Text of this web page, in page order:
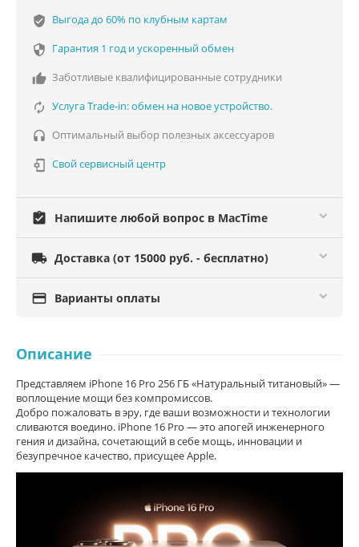
verified_user Выгода до 60% по клубным картам
 Гарантия 1 год и ускоренный обмен
 Заботливые квалифицированные сотрудники
 Услуга Trade-in: обмен на новое устройство.
 Оптимальный выбор полезных аксессуаров
 Свой сервисный центр
assignment_turned_in Напишите любой вопрос в MacTime
 Доставка (от 15000 руб. - бесплатно)
 Варианты оплаты
Описание
Представляем iPhone 16 Pro 256 ГБ «Натуральный титановый» —
воплощение мощи без компромиссов.
Добро пожаловать в эру, где ваши возможности и технологии
сливаются воедино. iPhone 16 Pro — это апогей инженерного
гения и дизайна, сочетающий в себе мощь, инновации и
безупречное качество, присущее Apple.